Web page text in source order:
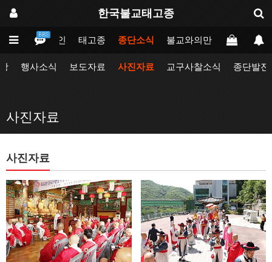
한국불교태고종
BBS
메인 태고종 종단소식 불교와의만남 업무포털
행사소식 보도자료 사진자료 교구사찰소식 종단발전
사진자료
사진자료